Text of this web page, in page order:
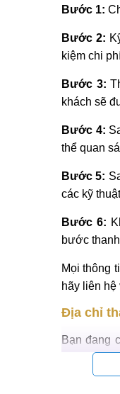
Nếu
Nên
Kiểm
Quy
Bước 1:
Bước 2:
kiệm chi
Bước 3:
khách sẽ
Bước 4:
thể quan
Bước 5:
các kỹ
Bước 6:
bước